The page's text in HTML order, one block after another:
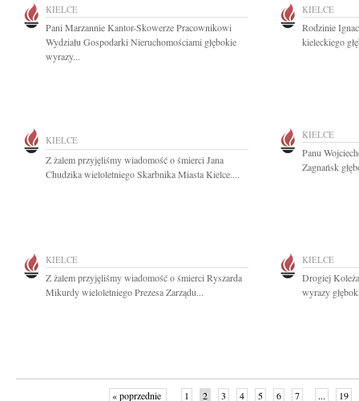
KIELCE
Pani Marzannie Kantor-Skowerze Pracownikowi
Wydziału Gospodarki Nieruchomościami głębokie
wyrazy...
KIELCE
Rodzinie
kieleckiego
KIELCE
Z żalem przyjęliśmy wiadomość o śmierci Jana
Chudzika wieloletniego Skarbnika Miasta Kielce....
KIELCE
Panu
Zagnańsk
KIELCE
Z żalem przyjęliśmy wiadomość o śmierci Ryszarda
Mikurdy wieloletniego Prezesa Zarządu...
KIELCE
Drogiej
wyrazy
« poprzednie 1 2 3 4 5 6 7 ... 19